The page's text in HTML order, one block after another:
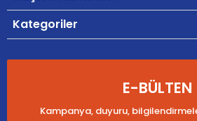
Kategoriler
E-BÜLTEN
Kampanya, duyuru,